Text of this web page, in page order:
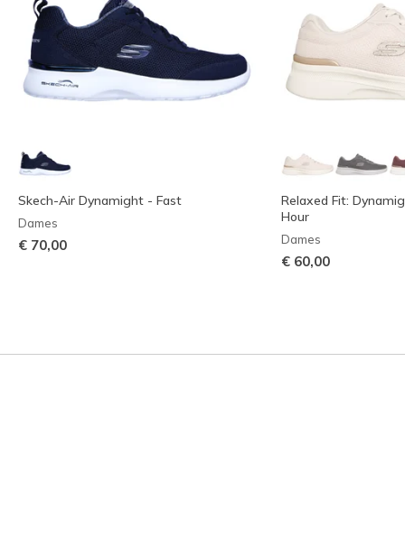
Skech-Air Dynamight - Fast
Dames
€ 70,00
Relaxed Fit:
Hour
Dames
€ 60,00